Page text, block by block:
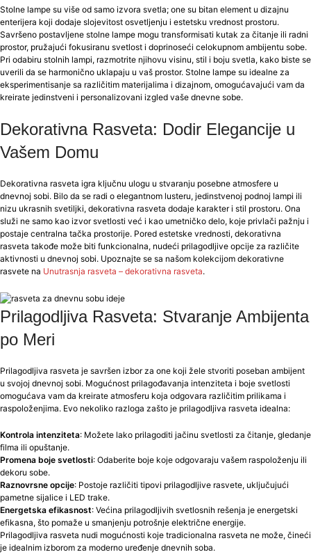
Stolne lampe su više od samo izvora svetla; one su bitan element u dizajnu
enterijera koji dodaje slojevitost osvetljenju i estetsku vrednost prostoru.
Savršeno postavljene stolne lampe mogu transformisati kutak za čitanje ili radni
prostor, pružajući fokusiranu svetlost i doprinoseći celokupnom ambijentu sobe.
Pri odabiru stolnih lampi, razmotrite njihovu visinu, stil i boju svetla, kako biste se
uverili da se harmonično uklapaju u vaš prostor. Stolne lampe su idealne za
eksperimentisanje sa različitim materijalima i dizajnom, omogućavajući vam da
kreirate jedinstveni i personalizovani izgled vaše dnevne sobe.
Dekorativna Rasveta: Dodir Elegancije u
Vašem Domu
Dekorativna rasveta igra ključnu ulogu u stvaranju posebne atmosfere u
dnevnoj sobi. Bilo da se radi o elegantnom lusteru, jedinstvenoj podnoj lampi ili
nizu ukrasnih svetiljki, dekorativna rasveta dodaje karakter i stil prostoru. Ona
služi ne samo kao izvor svetlosti već i kao umetničko delo, koje privlači pažnju i
postaje centralna tačka prostorije. Pored estetske vrednosti, dekorativna
rasveta takođe može biti funkcionalna, nudeći prilagodljive opcije za različite
aktivnosti u dnevnoj sobi. Upoznajte se sa našom kolekcijom dekorativne
rasvete na Unutrasnja rasveta – dekorativna rasveta.
Prilagodljiva Rasveta: Stvaranje Ambijenta
po Meri
Prilagodljiva rasveta je savršen izbor za one koji žele stvoriti poseban ambijent
u svojoj dnevnoj sobi. Mogućnost prilagođavanja intenziteta i boje svetlosti
omogućava vam da kreirate atmosferu koja odgovara različitim prilikama i
raspoloženjima. Evo nekoliko razloga zašto je prilagodljiva rasveta idealna:
Kontrola intenziteta: Možete lako prilagoditi jačinu svetlosti za čitanje, gledanje
filma ili opuštanje.
Promena boje svetlosti: Odaberite boje koje odgovaraju vašem raspoloženju ili
dekoru sobe.
Raznovrsne opcije: Postoje različiti tipovi prilagodljive rasvete, uključujući
pametne sijalice i LED trake.
Energetska efikasnost: Većina prilagodljivih svetlosnih rešenja je energetski
efikasna, što pomaže u smanjenju potrošnje električne energije.
Prilagodljiva rasveta nudi mogućnosti koje tradicionalna rasveta ne može, čineći
je idealnim izborom za moderno uređenje dnevnih soba.